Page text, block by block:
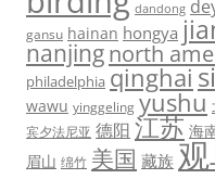
dandong
gansu hainan hongya
nanjingnorth
philadelphia qinghai
wawu yinggeling yushu
宾夕法尼亚 德阳 江苏 海
眉山 绵竹 美国 藏族